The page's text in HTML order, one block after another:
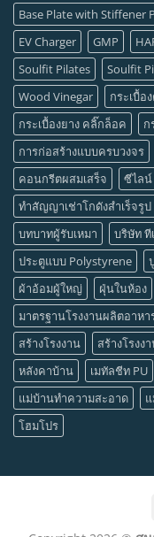
Base Plate with Stiffener
EV Charger
GMP
Soulfit Pilates
Soulfit
Wood Vinegar
กระเบื้อ
กระเบื้องยาง คลิ๊กล็อค
ก
การก่อสร้างแบบครบวงจร
คอนกรีตผสมเสร็จ
ซีไลน์
ทำสัญญาเช่าโกดังสำเร็จรูป
บทบาทผู้รับเหมา
บริษัท
ประตูแบบ Polystyrene
ผ้าอ้อมผู้ใหญ่
ฝุ่นในห้อง
มาตรฐานโรงงานผลิตอาหา
สร้างโรงงาน
สร้างโรงง
หลังคาบ้าน
เมทัลชีท PU
แม่บ้านทำความสะอาด
โฮมโปร